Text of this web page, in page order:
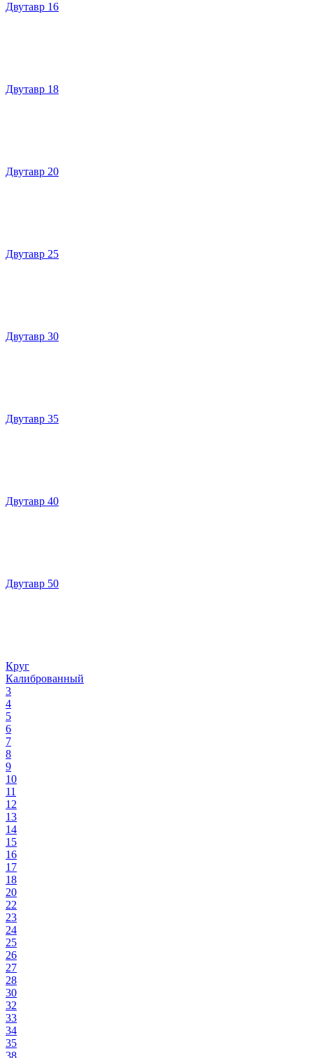
Двутавр 16
Двутавр 18
Двутавр 20
Двутавр 25
Двутавр 30
Двутавр 35
Двутавр 40
Двутавр 50
Круг
Калиброванный
3
4
5
6
7
8
9
10
11
12
13
14
15
16
17
18
20
22
23
24
25
26
27
28
30
32
33
34
35
38